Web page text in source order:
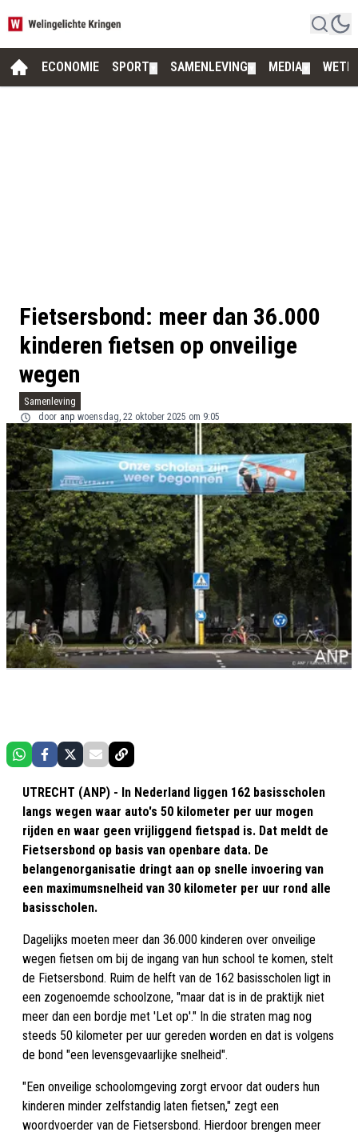
ECONOMIE SPORT SAMENLEVING MEDIA
Fietsersbond: meer dan 36.000
kinderen fietsen op onveilige
wegen
Samenleving
door anp woensdag, 22 oktober 2025 om 9:05
UTRECHT (ANP) - In Nederland liggen 162 basisscholen
langs wegen waar auto's 50 kilometer per uur mogen
rijden en waar geen vrijliggend fietspad is. Dat meldt de
Fietsersbond op basis van openbare data. De
belangenorganisatie dringt aan op snelle invoering van
een maximumsnelheid van 30 kilometer per uur rond alle
basisscholen.
Dagelijks moeten meer dan 36.000 kinderen over onveilige
wegen fietsen om bij de ingang van hun school te komen, stelt
de Fietsersbond. Ruim de helft van de 162 basisscholen ligt in
een zogenoemde schoolzone, "maar dat is in de praktijk niet
meer dan een bordje met 'Let op'." In die straten mag nog
steeds 50 kilometer per uur gereden worden en dat is volgens
de bond "een levensgevaarlijke snelheid".
"Een onveilige schoolomgeving zorgt ervoor dat ouders hun
kinderen minder zelfstandig laten fietsen," zegt een
woordvoerder van de Fietsersbond. Hierdoor brengen meer